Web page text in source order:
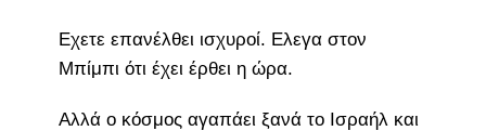
Εχετε επανέλθει ισχυροί. Ελεγα στον
Μπίμπι ότι έχει έρθει η ώρα.
Αλλά ο κόσμος αγαπάει ξανά το Ισραήλ και